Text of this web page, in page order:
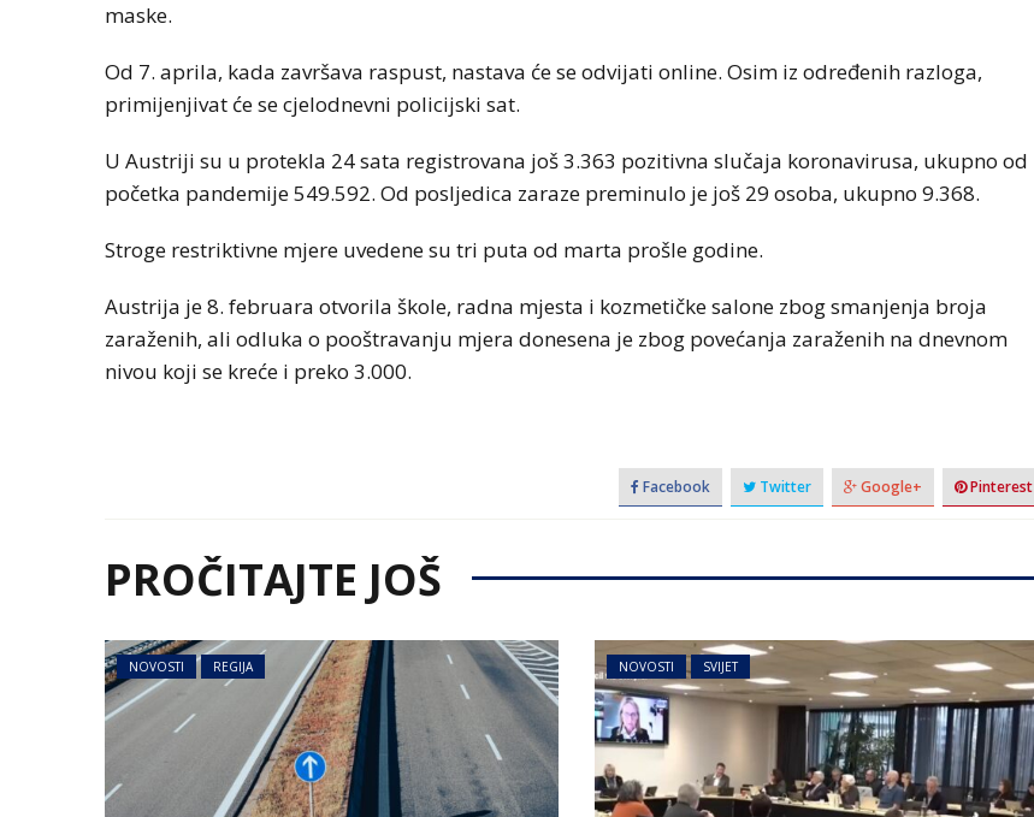
maske.
Od 7. aprila, kada završava raspust, nastava će se odvijati online. Osim iz određenih razloga,
primijenjivat će se cjelodnevni policijski sat.
U Austriji su u protekla 24 sata registrovana još 3.363 pozitivna slučaja koronavirusa, ukupno od
početka pandemije 549.592. Od posljedica zaraze preminulo je još 29 osoba, ukupno 9.368.
Stroge restriktivne mjere uvedene su tri puta od marta prošle godine.
Austrija je 8. februara otvorila škole, radna mjesta i kozmetičke salone zbog smanjenja broja
zaraženih, ali odluka o pooštravanju mjera donesena je zbog povećanja zaraženih na dnevnom
nivou koji se kreće i preko 3.000.
Facebook Twitter Google+ Pinterest
PROČITAJTE JOŠ
NOVOSTI REGIJA NOVOSTI SVIJET